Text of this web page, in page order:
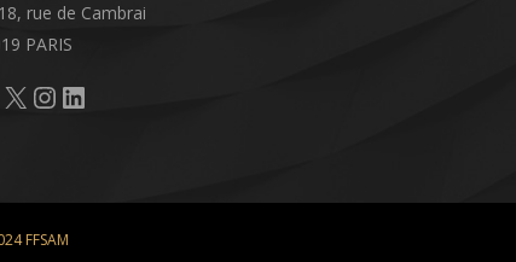
rue de Cambrai
PARIS
X Instagram
LinkedIn
FFSAM